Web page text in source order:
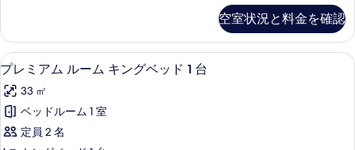
の
写
真
を
表
示
イ
ー
ン
ベ
ッ
ド
ス
ル
ー
ク
イ
ン
空室状況と料金を確認
プ
レ
ミ
ア
ム
8
プレミアム ルーム キングベッド 1 台
33 ㎡
ベッドルーム 1 室
定員 2 名